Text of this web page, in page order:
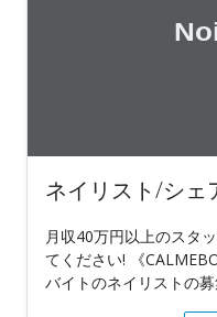
ネイリスト/シェ
月収40万円以上のスタ
てください! 《
バイトのネイリストの